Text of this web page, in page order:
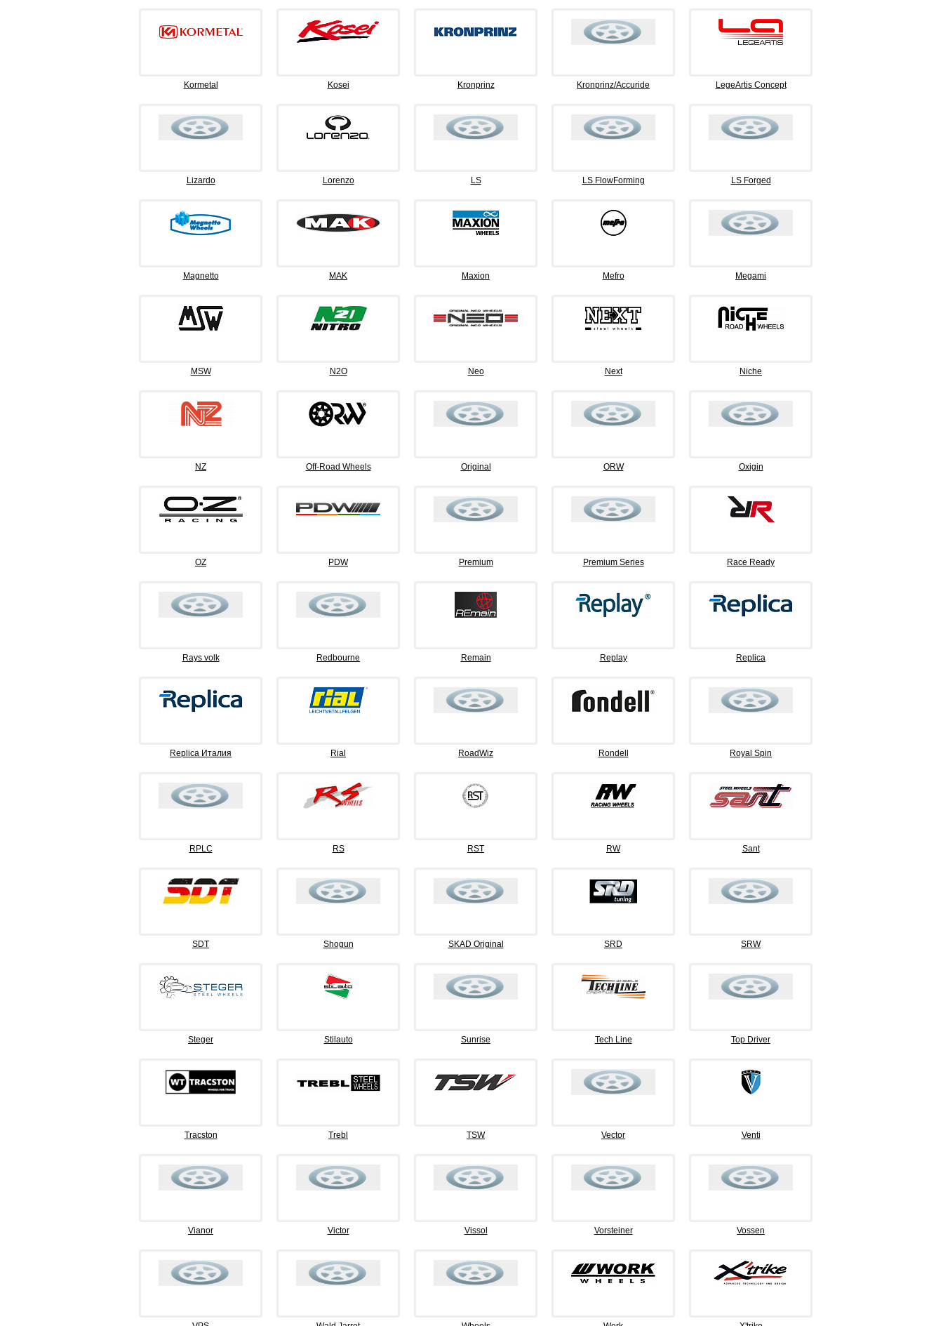
Kormetal Kosei Kronprinz Kronprinz/Accuride LegeArtis Concept
Lizardo Lorenzo LS LS FlowForming LS Forged
Magnetto MAK Maxion Mefro Megami
MSW N2O Neo Next Niche
NZ Off-Road Wheels Original ORW Oxigin
OZ PDW Premium Premium Series Race Ready
Rays volk Redbourne Remain Replay Replica
Replica Италия Rial RoadWiz Rondell Royal Spin
RPLC RS RST RW Sant
SDT Shogun SKAD Original SRD SRW
Steger Stilauto Sunrise Tech Line Top Driver
Tracston Trebl TSW Vector Venti
Vianor Victor Vissol Vorsteiner Vossen